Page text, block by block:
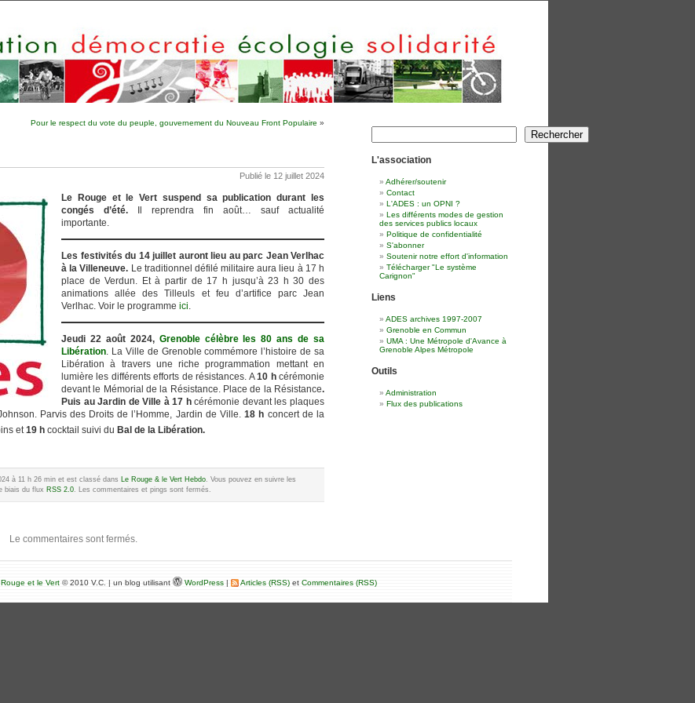
Pour le respect du vote du peuple, gouvernement du Nouveau Front Populaire »
Publié le 12 juillet 2024
Le Rouge et le Vert suspend sa publication durant les
congés d’été.
Il reprendra fin août… sauf actualité
importante.
Les festivités du 14 juillet auront lieu au parc Jean Verlhac
à la Villeneuve. Le traditionnel défilé militaire aura lieu à 17 h
place de Verdun. Et à partir de 17 h jusqu’à 23 h 30 des
animations allée des Tilleuls et feu d’artifice parc Jean
Verlhac. Voir le programme ici.
Jeudi 22 août 2024, Grenoble célèbre les 80 ans de sa
Libération. La Ville de Grenoble commémore l’histoire de sa
Libération à travers une riche programmation mettant en
lumière les différents efforts de résistances. A10 hcérémonie
devant le Mémorial de la Résistance. Place de la Résistance.
Puis au Jardin de Ville à 17 hcérémonie devant les plaques
Parvis des Droits de l’Homme, Jardin de Ville.18 h concert de la
et19 h cocktail suivi du Bal de la Libération.
à 11 h 26 min et est classé dans Le Rouge & le Vert Hebdo. Vous pouvez en suivre les
biais du flux RSS 2.0. Les commentaires et pings sont fermés.
Le commentaires sont fermés.
Rechercher Rechercher
L'association
Adhérer/soutenir
Contact
L'ADES : un OPNI ?
Les différents modes de gestion
des services publics locaux
Politique de confidentialité
S'abonner
Soutenir notre effort d'information
Télécharger "Le système
Carignon"
Liens
ADES archives 1997-2007
Grenoble en Commun
UMA : Une Métropole d'Avance à
Grenoble Alpes Métropole
Outils
Administration
Flux des publications
et le Vert © 2010 V.C. | un blog utilisant WordPress | Articles (RSS) et Commentaires (RSS)